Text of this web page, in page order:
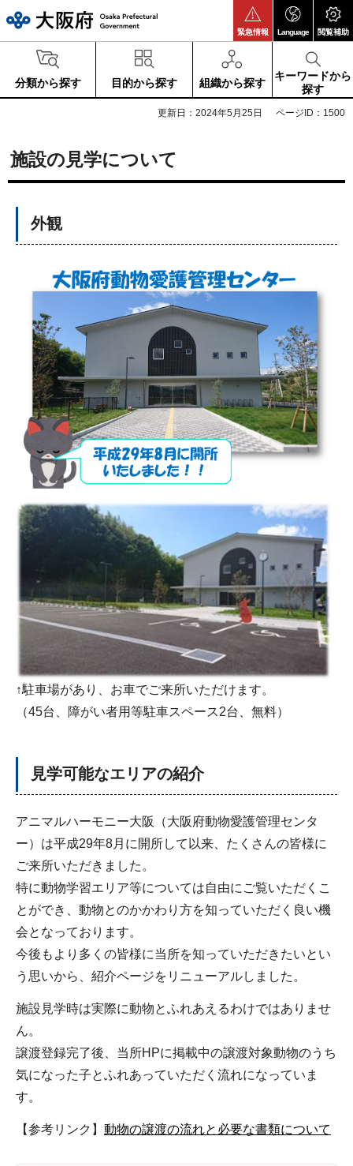
緊急情報 Language 閲覧補助
分類から探す 目的から探す 組織から探す
キーワードから
探す
更新日：2024年5月25日 ページID：1500
施設の見学について
外観
↑駐車場があり、お車でご来所いただけます。
（45台、障がい者用等駐車スペース2台、無料）
見学可能なエリアの紹介
アニマルハーモニー大阪（大阪府動物愛護管理センタ
ー）は平成29年8月に開所して以来、たくさんの皆様に
ご来所いただきました。
特に動物学習エリア等については自由にご覧いただくこ
とができ、動物とのかかわり方を知っていただく良い機
会となっております。
今後もより多くの皆様に当所を知っていただきたいとい
う思いから、紹介ページをリニューアルしました。
施設見学時は実際に動物とふれあえるわけではありませ
ん。
譲渡登録完了後、当所HPに掲載中の譲渡対象動物のうち
気になった子とふれあっていただく流れになっていま
す。
【参考リンク】 動物の譲渡の流れと必要な書類について